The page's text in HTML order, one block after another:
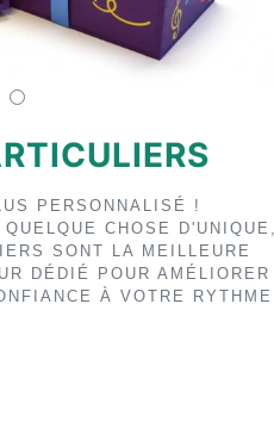
PERSONNALISÉ !
CHOSE D'UNIQUE,
SONT LA MEILLEURE
DÉDIÉ POUR AMÉLIORER
À VOTRE RYTHME.